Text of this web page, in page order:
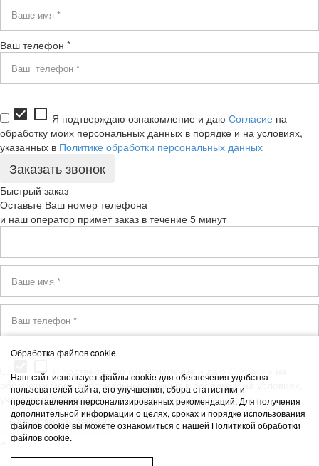
Ваш телефон *
check_box check_box_outline_blank Я подтверждаю ознакомление и даю Согласие на
обработку моих персональных данных в порядке и на условиях,
указанных в Политике обработки персональных данных
Быстрый заказ
Оставьте Ваш номер телефона
и наш оператор примет заказ в течение 5 минут
Я подтверждаю ознакомление и даю Согласие
обработку моих персональных данных в порядке и на условиях,
указанных вПолитике обработки персональных данных
Обработка файлов cookie
Наш сайт использует файлы cookie для обеспечения удобства
пользователей сайта, его улучшения, сбора статистики и
предоставления персонализированных рекомендаций. Для получения
дополнительной информации о целях, сроках и порядке использования
файлов cookie вы можете ознакомиться с нашей Политикой обработки
файлов cookie.